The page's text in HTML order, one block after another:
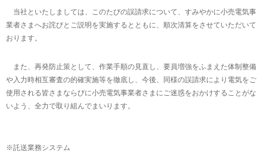
当社といたしましては、このたびの誤請求について、すみやかに小売電気事
業者さまへお詫びとご説明を実施するとともに、順次清算をさせていただいて
おります。
また、再発防止策として、作業手順の見直し、要員増強をふまえた体制整備
や入力時相互審査の的確実施等を徹底し、今後、同様の誤請求により電気をご
使用される皆さまならびに小売電気事業者さまにご迷惑をおかけすることがな
いよう、全力で取り組んでまいります。
※託送業務システム